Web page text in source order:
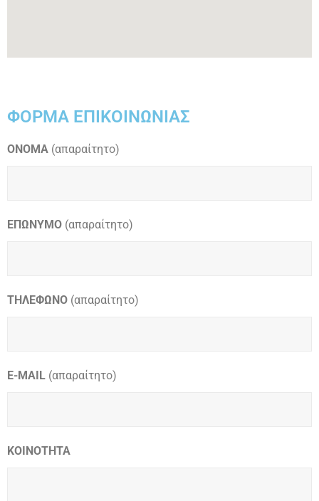
ΦΟΡΜΑ ΕΠΙΚΟΙΝΩΝΙΑΣ
ΟΝΟΜΑ (απαραίτητο)
ΕΠΩΝΥΜΟ (απαραίτητο)
ΤΗΛΕΦΩΝΟ (απαραίτητο)
E-MAIL (απαραίτητο)
ΚΟΙΝΟΤΗΤΑ